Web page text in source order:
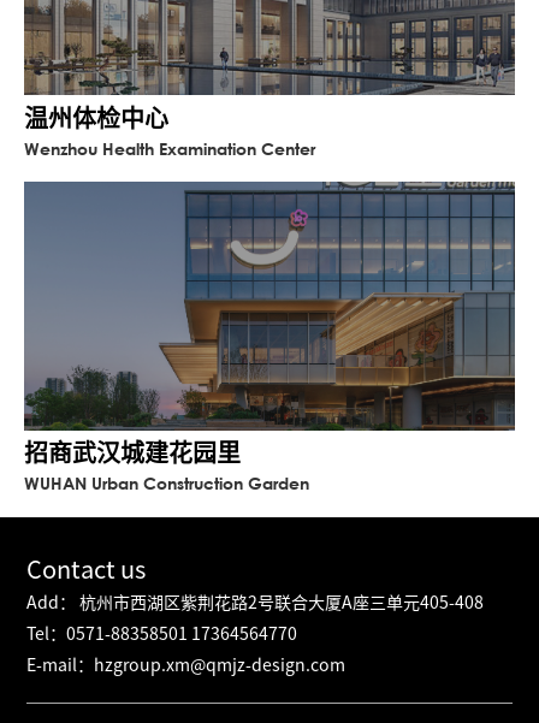
温州体检中心
Wenzhou Health Examination Center
招商武汉城建花园里
WUHAN Urban Construction Garden
Contact us
Add： 杭州市西湖区紫荆花路2号联合大厦A座三单元405-408
Tel：0571-88358501 17364564770
E-mail：hzgroup.xm@qmjz-design.com